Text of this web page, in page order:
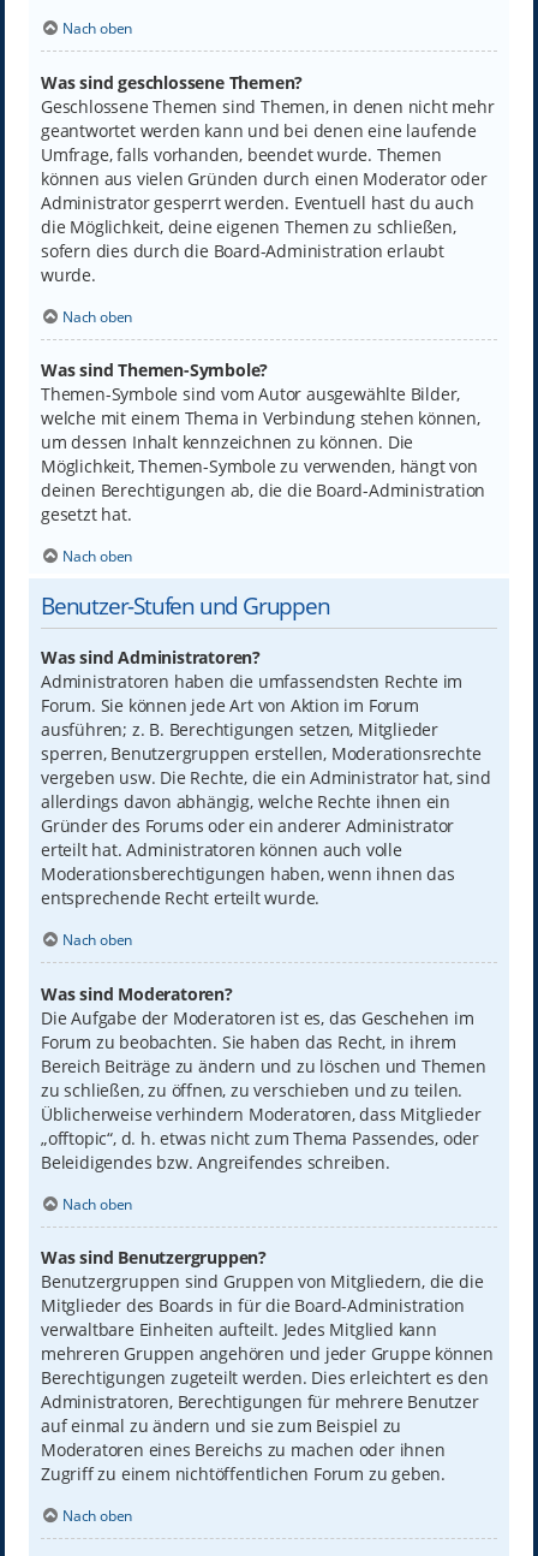
Nach oben
Was sind geschlossene Themen?
Geschlossene Themen sind Themen, in denen nicht mehr
geantwortet werden kann und bei denen eine laufende
Umfrage, falls vorhanden, beendet wurde. Themen
können aus vielen Gründen durch einen Moderator oder
Administrator gesperrt werden. Eventuell hast du auch
die Möglichkeit, deine eigenen Themen zu schließen,
sofern dies durch die Board-Administration erlaubt
wurde.
Nach oben
Was sind Themen-Symbole?
Themen-Symbole sind vom Autor ausgewählte Bilder,
welche mit einem Thema in Verbindung stehen können,
um dessen Inhalt kennzeichnen zu können. Die
Möglichkeit, Themen-Symbole zu verwenden, hängt von
deinen Berechtigungen ab, die die Board-Administration
gesetzt hat.
Nach oben
Benutzer-Stufen und Gruppen
Was sind Administratoren?
Administratoren haben die umfassendsten Rechte im
Forum. Sie können jede Art von Aktion im Forum
ausführen; z. B. Berechtigungen setzen, Mitglieder
sperren, Benutzergruppen erstellen, Moderationsrechte
vergeben usw. Die Rechte, die ein Administrator hat, sind
allerdings davon abhängig, welche Rechte ihnen ein
Gründer des Forums oder ein anderer Administrator
erteilt hat. Administratoren können auch volle
Moderationsberechtigungen haben, wenn ihnen das
entsprechende Recht erteilt wurde.
Nach oben
Was sind Moderatoren?
Die Aufgabe der Moderatoren ist es, das Geschehen im
Forum zu beobachten. Sie haben das Recht, in ihrem
Bereich Beiträge zu ändern und zu löschen und Themen
zu schließen, zu öffnen, zu verschieben und zu teilen.
Üblicherweise verhindern Moderatoren, dass Mitglieder
„offtopic“, d. h. etwas nicht zum Thema Passendes, oder
Beleidigendes bzw. Angreifendes schreiben.
Nach oben
Was sind Benutzergruppen?
Benutzergruppen sind Gruppen von Mitgliedern, die die
Mitglieder des Boards in für die Board-Administration
verwaltbare Einheiten aufteilt. Jedes Mitglied kann
mehreren Gruppen angehören und jeder Gruppe können
Berechtigungen zugeteilt werden. Dies erleichtert es den
Administratoren, Berechtigungen für mehrere Benutzer
auf einmal zu ändern und sie zum Beispiel zu
Moderatoren eines Bereichs zu machen oder ihnen
Zugriff zu einem nichtöffentlichen Forum zu geben.
Nach oben